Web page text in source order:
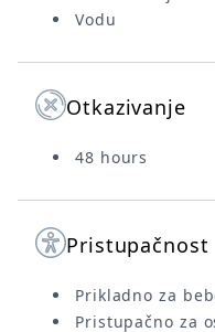
Vodu
Otkazivanje
48 hours
Pristupačnost
Prikladno za
Pristupačno za